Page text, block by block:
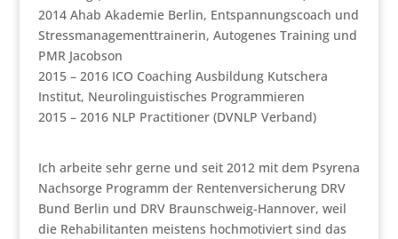
2014 Ahab Akademie Berlin, Entspannungscoach und
Stressmanagementtrainerin, Autogenes Training und
PMR Jacobson
2015 – 2016 ICO Coaching Ausbildung Kutschera
Institut, Neurolinguistisches Programmieren
2015 – 2016 NLP Practitioner (DVNLP Verband)
Ich arbeite sehr gerne und seit 2012 mit dem Psyrena
Nachsorge Programm der Rentenversicherung DRV
Bund Berlin und DRV Braunschweig-Hannover, weil
die Rehabilitanten meistens hochmotiviert sind das